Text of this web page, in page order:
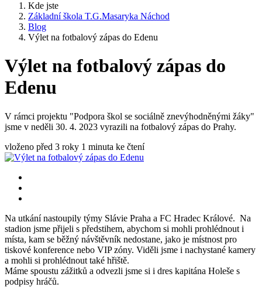
Kde jste
Základní škola T.G.Masaryka Náchod
Blog
Výlet na fotbalový zápas do Edenu
Výlet na fotbalový zápas do
Edenu
V rámci projektu "Podpora škol se sociálně znevýhodněnými žáky"
jsme v neděli 30. 4. 2023 vyrazili na fotbalový zápas do Prahy.
vloženo před 3 roky 1 minuta ke čtení
Na utkání nastoupily týmy Slávie Praha a FC Hradec Králové. Na
stadion jsme přijeli s předstihem, abychom si mohli prohlédnout i
místa, kam se běžný návštěvník nedostane, jako je místnost pro
tiskové konference nebo VIP zóny. Viděli jsme i nachystané kamery
a mohli si prohlédnout také hřiště.
Máme spoustu zážitků a odvezli jsme si i dres kapitána Holeše s
podpisy hráčů.